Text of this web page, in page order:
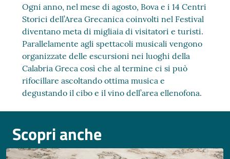
Ogni anno, nel mese di agosto, Bova e i 14 Centri
Storici dell’Area Grecanica coinvolti nel Festival
diventano meta di migliaia di visitatori e turisti.
Parallelamente agli spettacoli musicali vengono
organizzate delle escursioni nei luoghi della
Calabria Greca così che al termine ci si può
rifocillare ascoltando ottima musica e
degustando il cibo e il vino dell’area ellenofona.
Scopri anche